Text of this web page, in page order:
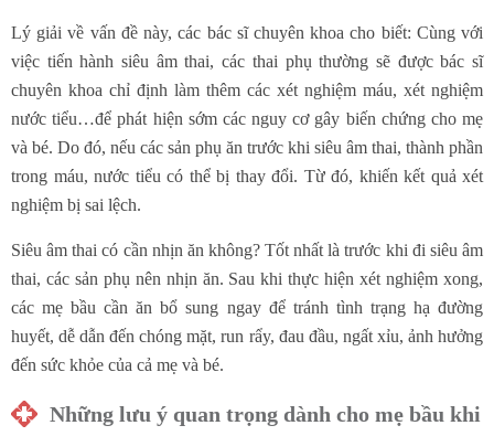
Lý giải về vấn đề này, các bác sĩ chuyên khoa cho biết: Cùng với
việc tiến hành siêu âm thai, các thai phụ thường sẽ được bác sĩ
chuyên khoa chỉ định làm thêm các xét nghiệm máu, xét nghiệm
nước tiểu…để phát hiện sớm các nguy cơ gây biến chứng cho mẹ
và bé. Do đó, nếu các sản phụ ăn trước khi siêu âm thai, thành phần
trong máu, nước tiểu có thể bị thay đổi. Từ đó, khiến kết quả xét
nghiệm bị sai lệch.
Siêu âm thai có cần nhịn ăn không? Tốt nhất là trước khi đi siêu âm
thai, các sản phụ nên nhịn ăn. Sau khi thực hiện xét nghiệm xong,
các mẹ bầu cần ăn bổ sung ngay để tránh tình trạng hạ đường
huyết, dễ dẫn đến chóng mặt, run rẩy, đau đầu, ngất xỉu, ảnh hưởng
đến sức khỏe của cả mẹ và bé.
Những lưu ý quan trọng dành cho mẹ bầu khi